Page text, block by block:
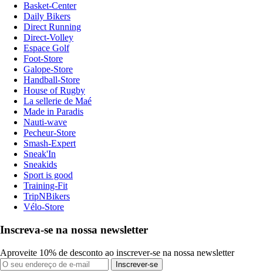
Basket-Center
Daily Bikers
Direct Running
Direct-Volley
Espace Golf
Foot-Store
Galope-Store
Handball-Store
House of Rugby
La sellerie de Maé
Made in Paradis
Nauti-wave
Pecheur-Store
Smash-Expert
Sneak'In
Sneakids
Sport is good
Training-Fit
TripNBikers
Vélo-Store
Inscreva-se na nossa newsletter
Aproveite 10% de desconto ao inscrever-se na nossa newsletter
Inscrever-se